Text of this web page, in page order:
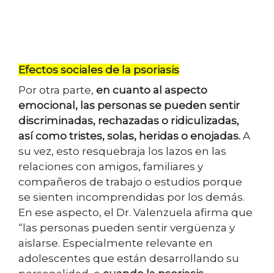
Efectos sociales de la psoriasis
Por otra parte, en cuanto al aspecto
emocional, las personas se pueden sentir
discriminadas, rechazadas o ridiculizadas,
así como tristes, solas, heridas o enojadas. A
su vez, esto resquebraja los lazos en las
relaciones con amigos, familiares y
compañeros de trabajo o estudios porque
se sienten incomprendidas por los demás.
En ese aspecto, el Dr. Valenzuela afirma que
“las personas pueden sentir vergüenza y
aislarse. Especialmente relevante en
adolescentes que están desarrollando su